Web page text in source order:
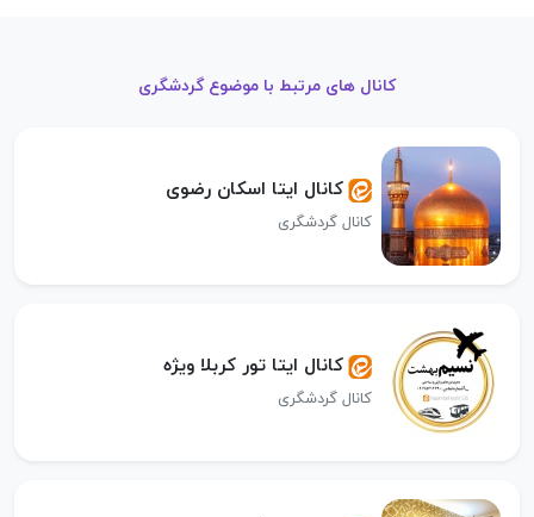
کانال های مرتبط با موضوع گردشگری
کانال ایتا اسکان رضوی
کانال گردشگری
کانال ایتا تور کربلا ویژه
کانال گردشگری